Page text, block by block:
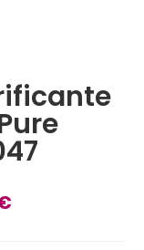
El